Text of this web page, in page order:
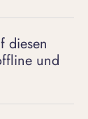
diesen
und